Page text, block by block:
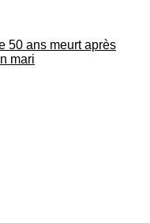
50 ans meurt après
mari